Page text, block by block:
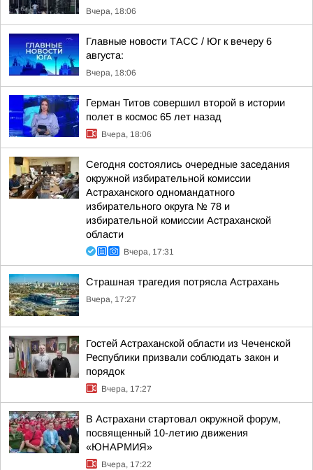
Вчера, 18:06
Главные новости ТАСС / Юг к вечеру 6
августа:
Вчера, 18:06
Герман Титов совершил второй в истории
полет в космос 65 лет назад
Вчера, 18:06
Сегодня состоялись очередные заседания
окружной избирательной комиссии
Астраханского одномандатного
избирательного округа № 78 и
избирательной комиссии Астраханской
области
Вчера, 17:31
Страшная трагедия потрясла Астрахань
Вчера, 17:27
Гостей Астраханской области из Чеченской
Республики призвали соблюдать закон и
порядок
Вчера, 17:27
В Астрахани стартовал окружной форум,
посвященный 10-летию движения
«ЮНАРМИЯ»
Вчера, 17:22